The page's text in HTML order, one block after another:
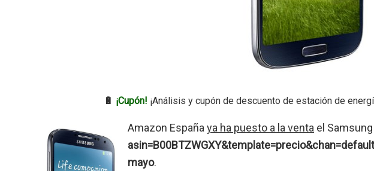
🔋 ¡Cupón! ¡Análisis y cupón de descuento de estación de
Amazon Españaya ha puesto a la venta el
mayo.